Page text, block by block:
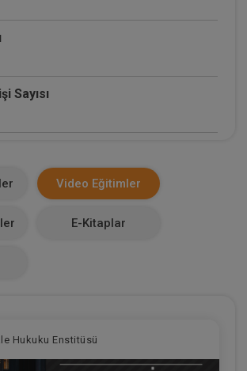
Sayısı
Video Eğitimler
E-Kitaplar
Hukuku Enstitüsü